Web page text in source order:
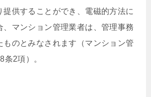
提供することができ、電磁的方法に
、マンション管理業者は、管理事務
ものとみなされます（マンション管
2項）。